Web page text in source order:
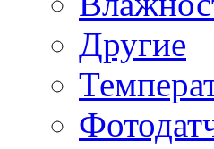
Другие